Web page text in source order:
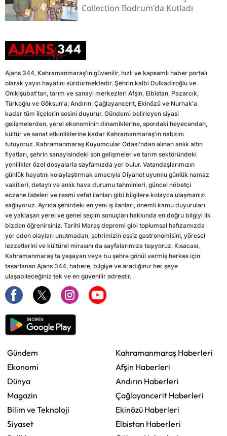
Collection Bodrum'da Kutladı
Ajans 344, Kahramanmaraş'ın güvenilir, hızlı ve kapsamlı haber portalı
olarak yayın hayatını sürdürmektedir. Şehrin kalbi Dulkadiroğlu ve
Onikişubat'tan, tarım ve sanayi merkezleri Afşin, Elbistan, Pazarcık,
Türkoğlu ve Göksun'a; Andırın, Çağlayancerit, Ekinözü ve Nurhak'a
kadar tüm ilçelerin sesini duyurur. Gündemi belirleyen siyasi
gelişmelerden, yerel ekonominin dinamiklerine, spordaki heyecandan,
kültür ve sanat etkinliklerine kadar Kahramanmaraş'ın nabzını
tutuyoruz. Kahramanmaraş Kuyumcular Odası'ndan alınan anlık altın
fiyatları, şehrin sanayisindeki son gelişmeler ve tarım sektöründeki
yenilikler özel dosyalarla sayfamızda yer bulur. Vatandaşlarımızın
günlük hayatını kolaylaştırmak amacıyla Diyanet uyumlu günlük namaz
vakitleri, detaylı ve anlık hava durumu tahminleri, güncel nöbetçi
eczane listeleri ve resmi vefat ilanları gibi bilgilere kolayca ulaşmanızı
sağlıyoruz. Ayrıca şehirdeki en yeni iş ilanları, önemli kamu duyuruları
ve yaklaşan yerel ve genel seçim sonuçları hakkında en doğru bilgiyi ilk
bizden öğrenirsiniz. Tarihi Maraş depremi gibi toplumsal hafızamızda
yer eden olayları unutmadan, şehrimizin eşsiz gastronomisini, yöresel
lezzetlerini ve kültürel mirasını da sayfalarımıza taşıyoruz. Kısacası,
Kahramanmaraş'ta yaşayan veya bu şehre gönül vermiş herkes için
tasarlanan Ajans 344, habere, bilgiye ve aradığınız her şeye
ulaşabileceğiniz tek ve en güvenilir adrestir.
Gündem
Ekonomi
Dünya
Magazin
Bilim ve Teknoloji
Siyaset
Kahramanmaraş Haberleri
Afşin Haberleri
Andırın Haberleri
Çağlayancerit Haberleri
Ekinözü Haberleri
Elbistan Haberleri